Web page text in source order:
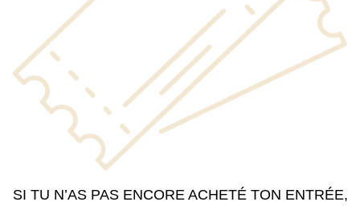
SI TU N’AS PAS ENCORE ACHETÉ TON ENTRÉE,